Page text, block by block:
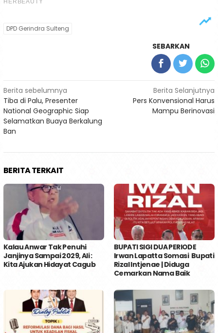
DPD Gerindra Sulteng
SEBARKAN
Navigasi
pos
Berita sebelumnya
Tiba di Palu, Presenter
National Geographic Siap
Selamatkan Buaya Berkalung
Ban
Berita Selanjutnya
Pers Konvensional Harus
Mampu Berinovasi
BERITA TERKAIT
Kalau Anwar Tak Penuhi
Janjinya Sampai 2029, Ali :
Kita Ajukan Hidayat Cagub
BUPATI SIGI DUA PERIODE
Irwan Lapatta Somasi Bupati
Rizal Intjenae | Diduga
Cemarkan Nama Baik